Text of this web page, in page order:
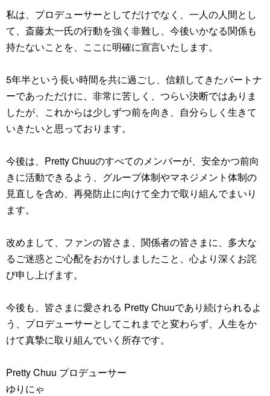
私は、プロデューサーとしてだけでなく、一人の人間とし
て、斎藤太一氏の行動を強く非難し、今後いかなる関係も
持たないことを、ここに明確に宣言いたします。
5年半という長い時間を共に過ごし、信頼してきたパートナ
ーであっただけに、非常に苦しく、つらい決断ではありま
したが、これからは少しずつ前を向き、自分らしく生きて
いきたいと思っております。
今後は、Pretty Chuuのすべてのメンバーが、安全かつ前向
きに活動できるよう、グループ体制やマネジメント体制の
見直しを含め、再発防止に向けて全力で取り組んでまいり
ます。
改めまして、ファンの皆さま、関係者の皆さまに、多大な
るご迷惑とご心配をおかけしましたこと、心より深くお詫
び申し上げます。
今後も、皆さまに愛される Pretty Chuuであり続けられるよ
う、プロデューサーとしてこれまでと変わらず、人生をか
けて真摯に取り組んでいく所存です。
Pretty Chuu プロデューサー
ゆりにゃ